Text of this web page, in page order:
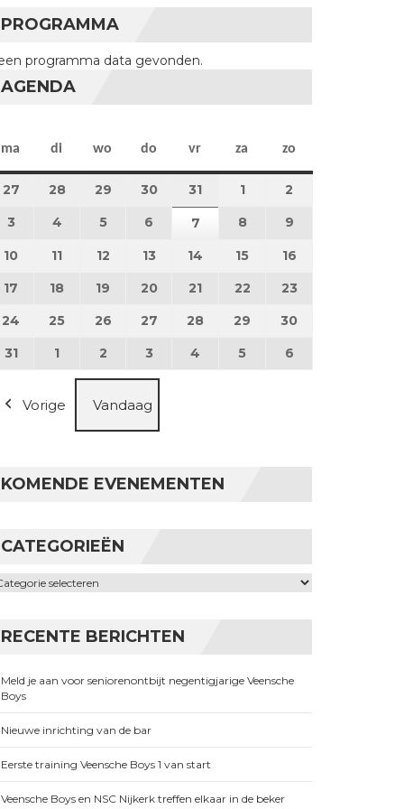
PROGRAMMA
programma data gevonden.
AGENDA
ma maandag
di dinsdag
wo woensdag
do donderdag
vr vrijdag
za zaterdag
zo
27 27 juli 2026
28 28 juli 2026
29 29 juli 2026
3030 juli 2026
31 31 juli 2026
11 augustus 2026
2
3 3 augustus 2026
4 4 augustus 2026
55 augustus 2026
6 6 augustus 2026
7 7 augustus 2026
8 8 augustus 2026
9
10 10 augustus 2026
11 11 augustus 2026
12 12 augustus 2026
13 13 augustus 2026
14 14 augustus 2026
15 15 augustus 2026
16
17 17 augustus 2026
18 18 augustus 2026
19 19 augustus 2026
20 20 augustus 2026
21 21 augustus 2026
22 22 augustus 2026
23
24 24 augustus 2026
25 25 augustus 2026
26 26 augustus 2026
27 27 augustus 2026
28 28 augustus 2026
29 29 augustus 2026
30
3131 augustus 2026
1 1 september 2026
2 2 september 2026
3 3 september 2026
4 4 september 2026
5 5 september 2026
6
Vorige Vandaag
KOMENDE EVENEMENTEN
CATEGORIEËN
RECENTE BERICHTEN
Meld je aan voor seniorenontbijt negentigjarige Veensche
Boys
Nieuwe inrichting van de bar
Eerste training Veensche Boys 1 van start
Veensche Boys en NSC Nijkerk treffen elkaar in de beker